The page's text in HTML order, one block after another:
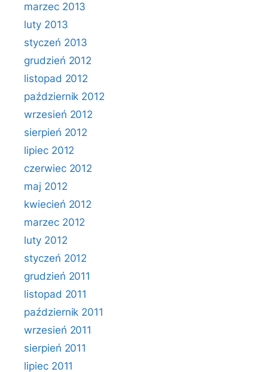
marzec 2013
luty 2013
styczeń 2013
grudzień 2012
listopad 2012
październik 2012
wrzesień 2012
sierpień 2012
lipiec 2012
czerwiec 2012
maj 2012
kwiecień 2012
marzec 2012
luty 2012
styczeń 2012
grudzień 2011
listopad 2011
październik 2011
wrzesień 2011
sierpień 2011
lipiec 2011